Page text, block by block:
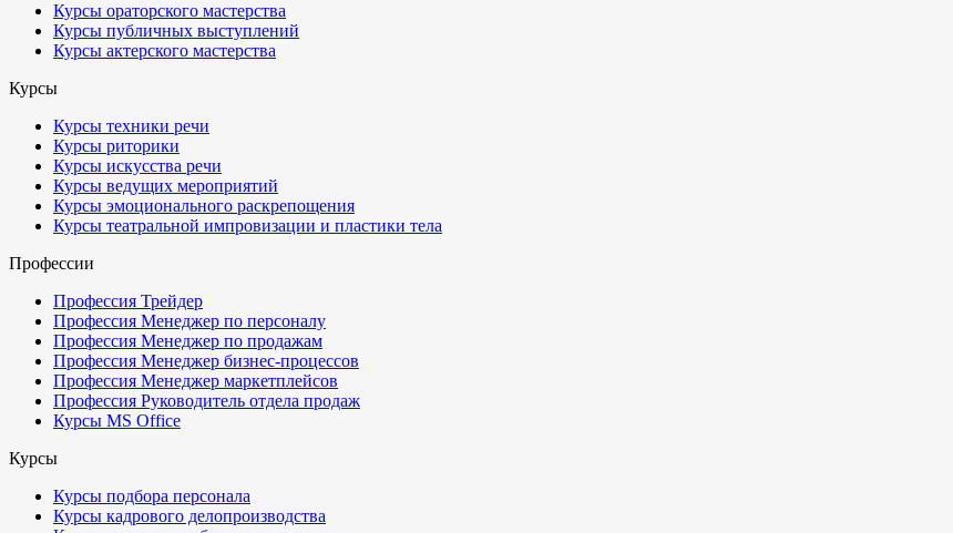
Курсы ораторского мастерства
Курсы публичных выступлений
Курсы актерского мастерства
Курсы
Курсы техники речи
Курсы риторики
Курсы искусства речи
Курсы ведущих мероприятий
Курсы эмоционального раскрепощения
Курсы театральной импровизации и пластики тела
Профессии
Профессия Трейдер
Профессия Менеджер по персоналу
Профессия Менеджер по продажам
Профессия Менеджер бизнес-процессов
Профессия Менеджер маркетплейсов
Профессия Руководитель отдела продаж
Курсы MS Office
Курсы
Курсы подбора персонала
Курсы кадрового делопроизводства